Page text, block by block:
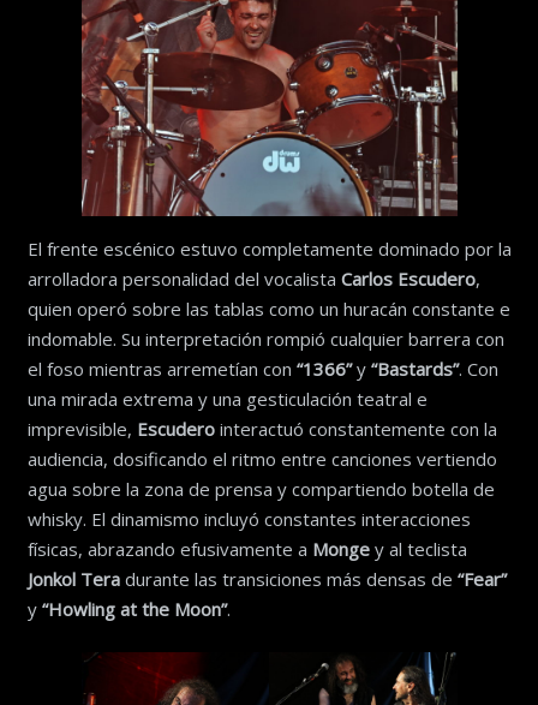
El frente escénico estuvo completamente dominado por la
arrolladora personalidad del vocalista Carlos Escudero,
quien operó sobre las tablas como un huracán constante e
indomable. Su interpretación rompió cualquier barrera con
el foso mientras arremetían con “1366”y “Bastards”. Con
una mirada extrema y una gesticulación teatral e
imprevisible, Escuderointeractuó constantemente con la
audiencia, dosificando el ritmo entre canciones vertiendo
agua sobre la zona de prensa y compartiendo botella de
whisky. El dinamismo incluyó constantes interacciones
físicas, abrazando efusivamente a Mongey al teclista
Jonkol Teradurante las transiciones más densas de “Fear”
y “Howling at the Moon”.